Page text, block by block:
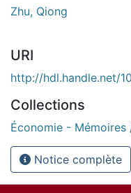
Zhu, Qiong
URI
http://hdl.handle.net/
Collections
Économie -
Notice complète